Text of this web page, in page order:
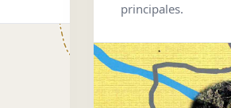
principales.